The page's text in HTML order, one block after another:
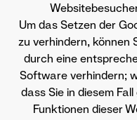
Um das Setzen der
zu verhindern, können
durch eine
Software verhindern;
dass Sie in diesem
Funktionen dieser